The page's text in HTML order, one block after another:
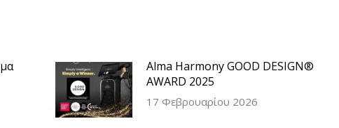
Alma Harmony GOOD DESIGN®
AWARD 2025
17 Φεβρουαρίου 2026